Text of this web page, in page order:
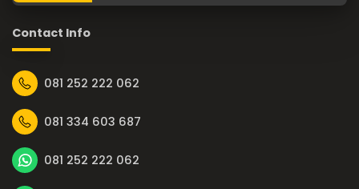
Contact Info
081 252 222 062
081 334 603 687
081 252 222 062